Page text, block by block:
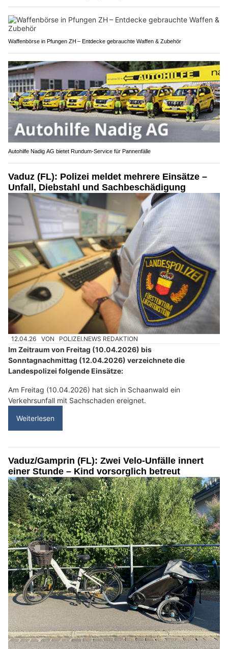
Waffenbörse in Pfungen ZH – Entdecke gebrauchte Waffen & Zubehör
Autohilfe Nadig AG bietet Rundum‑Service für Pannenfälle
Vaduz (FL): Polizei meldet mehrere Einsätze –
Unfall, Diebstahl und Sachbeschädigung
12.04.26 VON POLIZEI.NEWS REDAKTION
Im Zeitraum von Freitag (10.04.2026) bis
Sonntagnachmittag (12.04.2026) verzeichnete die
Landespolizei folgende Einsätze:
Am Freitag (10.04.2026) hat sich in Schaanwald ein
Verkehrsunfall mit Sachschaden ereignet.
Weiterlesen
Vaduz/Gamprin (FL): Zwei Velo-Unfälle innert
einer Stunde – Kind vorsorglich betreut